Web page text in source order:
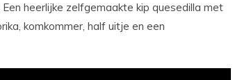
heerlijke zelfgemaakte kip quesedilla met
komkommer, half uitje en een